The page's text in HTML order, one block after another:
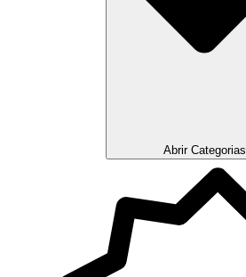
Abrir Categorias